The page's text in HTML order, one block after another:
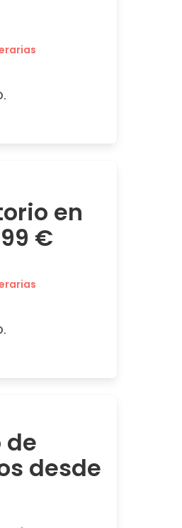
en
€
de
desde